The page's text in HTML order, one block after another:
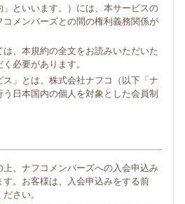
といいます。）には、本サービスの
メンバーズとの間の権利義務関係が
、本規約の全文をお読みいただいた
必要があります。
ス」とは、株式会社ナフコ（以下「ナ
日本国内の個人を対象とした会員制
、ナフコメンバーズへの入会申込み
。お客様は、入会申込みをする前
さい。